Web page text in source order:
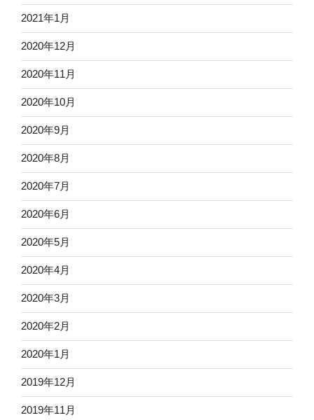
2021年1月
2020年12月
2020年11月
2020年10月
2020年9月
2020年8月
2020年7月
2020年6月
2020年5月
2020年4月
2020年3月
2020年2月
2020年1月
2019年12月
2019年11月